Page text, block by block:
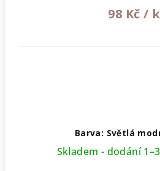
98 Kč /
Barva: Světlá
Skladem - dodání